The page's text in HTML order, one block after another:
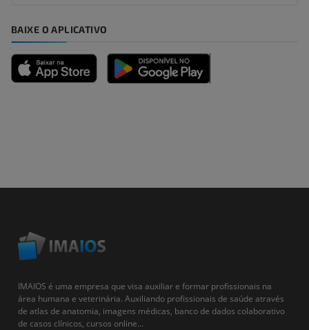
BAIXE O APLICATIVO
IMAIOS é uma empresa que visa auxiliar e formar profissionais na
área humana e veterinária. Auxiliando profissionais de saúde através
de atlas de anatomia, imagens médicas, banco de dados colaborativo
de casos clínicos, cursos online...